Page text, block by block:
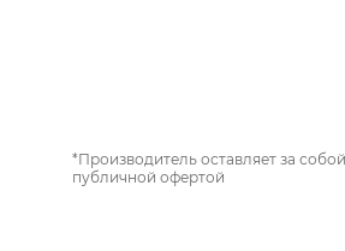
*Производитель оставляет за
публичной офертой